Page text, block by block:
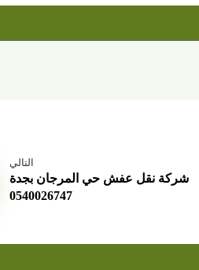
التالي
شركة نقل عفش حي المرجان بجدة
0540026747